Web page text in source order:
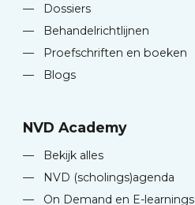
—
Dossiers
—
Behandelrichtlijnen
—
Proefschriften en boeken
—
Blogs
NVD Academy
—
Bekijk alles
—
NVD (scholings)agenda
—
On Demand en E-learnings